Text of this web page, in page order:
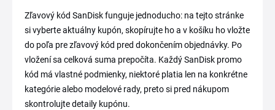
Zľavový kód SanDisk funguje jednoducho: na tejto stránke
si vyberte aktuálny kupón, skopírujte ho a v košíku ho vložte
do poľa pre zľavový kód pred dokončením objednávky. Po
vložení sa celková suma prepočíta. Každý SanDisk promo
kód má vlastné podmienky, niektoré platia len na konkrétne
kategórie alebo modelové rady, preto si pred nákupom
skontrolujte detaily kupónu.